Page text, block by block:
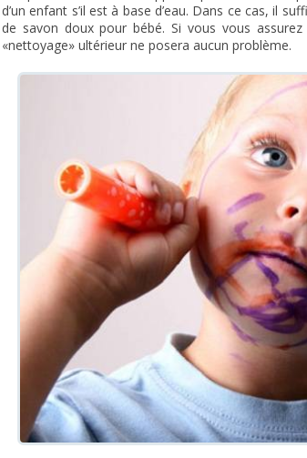
d’un enfant s’il est à base d’eau. Dans ce cas, il
de savon doux pour bébé. Si vous vous
«nettoyage» ultérieur ne posera aucun problème.